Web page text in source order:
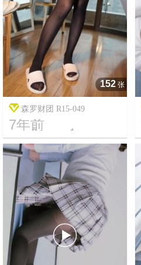
152 张
森罗财团 R15-049
7年前
18 13463
